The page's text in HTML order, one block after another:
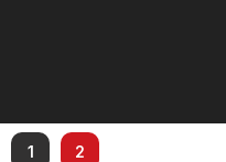
1 2